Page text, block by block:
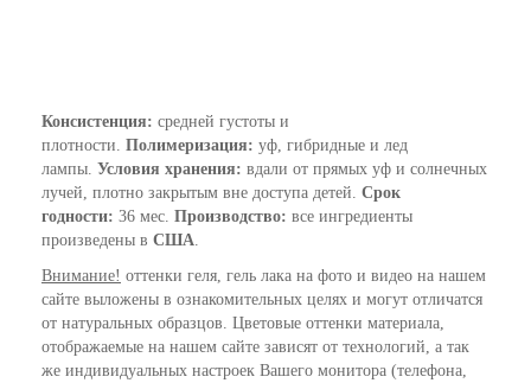
Консистенция: средней густоты и
плотности. Полимеризация: уф, гибридные и лед
лампы. Условия хранения: вдали от прямых уф и солнечных
лучей, плотно закрытым вне доступа детей. Срок
годности: 36 мес. Производство: все ингредиенты
произведены в США
Внимание! оттенки геля, гель лака на фото и видео на нашем
сайте выложены в ознакомительных целях и могут отличатся
от натуральных образцов. Цветовые оттенки материала,
отображаемые на нашем сайте зависят от технологий, а так
же индивидуальных настроек Вашего монитора (телефона,